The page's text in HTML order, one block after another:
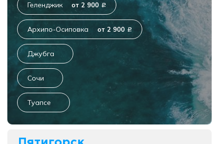
Геленджик от 2 900 c
Архипо-Осиповка от 2 900 c
Джубга
Сочи
Туапсе